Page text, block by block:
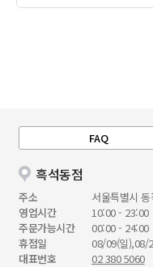
FAQ
흑석동점
주소
서울특별시
영업시간
10:00 - 23:00
주문가능시간
00:00 - 24:00
휴점일
08/09(일),08/
대표번호
02 380 5060